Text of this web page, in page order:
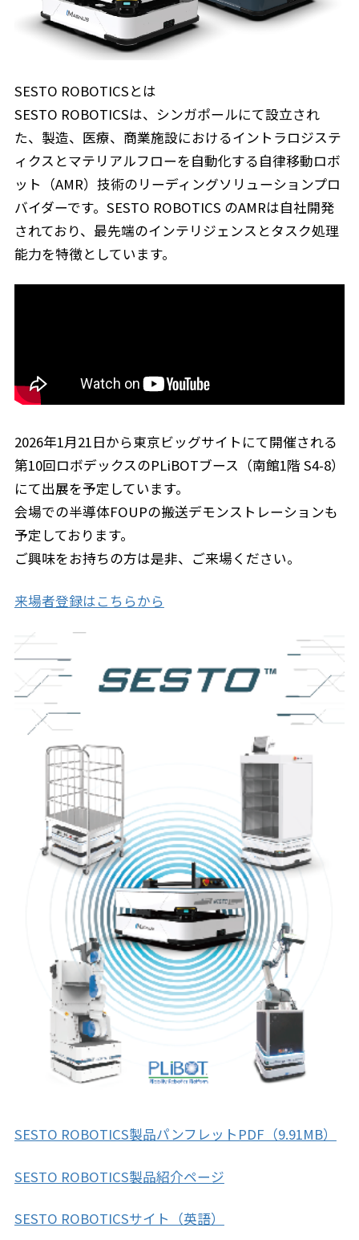
SESTO ROBOTICSとは
SESTO ROBOTICSは、シンガポールにて設立され
た、製造、医療、商業施設におけるイントラロジステ
ィクスとマテリアルフローを自動化する自律移動ロボ
ット（AMR）技術のリーディングソリューションプロ
バイダーです。SESTO ROBOTICS のAMRは自社開発
されており、最先端のインテリジェンスとタスク処理
能力を特徴としています。
2026年1月21日から東京ビッグサイトにて開催される
第10回ロボデックスのPLiBOTブース（南館1階 S4-8）
にて出展を予定しています。
会場での半導体FOUPの搬送デモンストレーションも
予定しております。
ご興味をお持ちの方は是非、ご来場ください。
来場者登録はこちらから
SESTO ROBOTICS製品パンフレットPDF（9.91MB）
SESTO ROBOTICS製品紹介ページ
SESTO ROBOTICSサイト（英語）